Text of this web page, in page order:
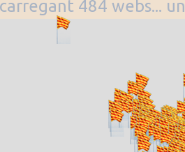
484 webs...